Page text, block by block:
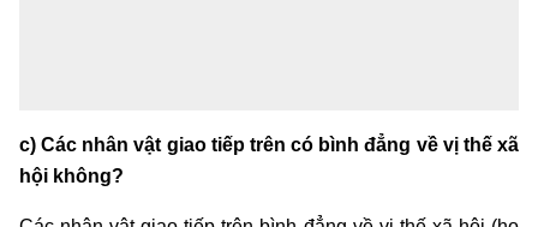
c) Các nhân vật giao tiếp trên có bình đẳng về vị thế xã
hội không?